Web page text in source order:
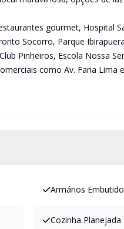
gourmet, Hospital
Socorro, Parque
Pinheiros, Escola Nossa
como Av. Faria Lima
Armários
Cozinha Planejada